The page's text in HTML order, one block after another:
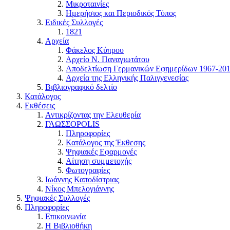
Μικροταινίες
Ημερήσιος και Περιοδικός Τύπος
Ειδικές Συλλογές
1821
Αρχεία
Φάκελος Κύπρου
Αρχείο Ν. Παναγιωτάτου
Αποδελτίωση Γερμανικών Εφημερίδων 1967-
Αρχεία της Ελληνικής Παλιγγενεσίας
Βιβλιογραφικό δελτίο
Κατάλογος
Εκθέσεις
Αντικρίζοντας την Ελευθερία
ΓΛΩΣΣΟPOLIS
Πληροφορίες
Κατάλογος της Έκθεσης
Ψηφιακές Εφαρμογές
Αίτηση συμμετοχής
Φωτογραφίες
Ιωάννης Καποδίστριας
Νίκος Μπελογιάννης
Ψηφιακές Συλλογές
Πληροφορίες
Επικοινωνία
Η Βιβλιοθήκη